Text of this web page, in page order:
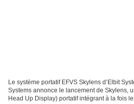
Le système portatif EFVS Skylens d’Elbit
Systems annonce le lancement de Skylens,
Head Up Display) portatif intégrant à la fois